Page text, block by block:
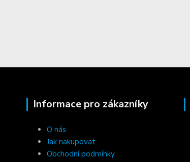
Informace pro zákazníky
O nás
Jak nakupovat
Obchodní podmínky